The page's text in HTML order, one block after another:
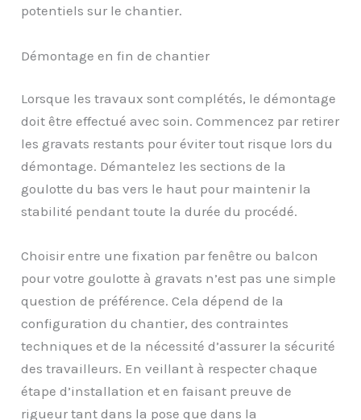
potentiels sur le chantier.
Démontage en fin de chantier
Lorsque les travaux sont complétés, le démontage
doit être effectué avec soin. Commencez par retirer
les gravats restants pour éviter tout risque lors du
démontage. Démantelez les sections de la
goulotte du bas vers le haut pour maintenir la
stabilité pendant toute la durée du procédé.
Choisir entre une fixation par fenêtre ou balcon
pour votre goulotte à gravats n’est pas une simple
question de préférence. Cela dépend de la
configuration du chantier, des contraintes
techniques et de la nécessité d’assurer la sécurité
des travailleurs. En veillant à respecter chaque
étape d’installation et en faisant preuve de
rigueur tant dans la pose que dans la